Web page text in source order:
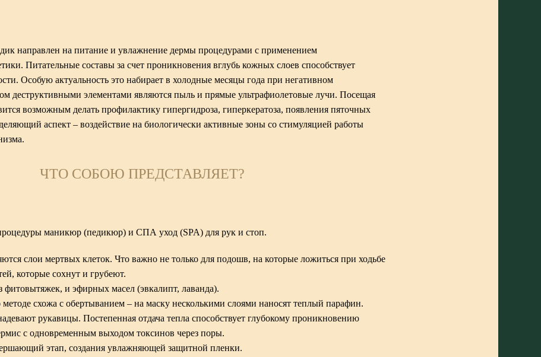
направлен на питание и увлажнение дермы процедурами с применением
Питательные составы за счет проникновения вглубь кожных слоев способствует
Особую актуальность это набирает в холодные месяцы года при негативном
деструктивными элементами являются пыль и прямые ультрафиолетовые лучи. Посещая
возможным делать профилактику гипергидроза, гиперкератоза, появления пяточных
аспект – воздействие на биологически активные зоны со стимуляцией работы
ЧТО СОБОЮ ПРЕДСТАВЛЯЕТ?
маникюр (педикюр) и СПА уход (SPA) для рук и стоп.
слои мертвых клеток. Что важно не только для подошв, на которые ложиться при ходьбе
которые сохнут и грубеют.
фитовытяжек, и эфирных масел (эвкалипт, лаванда).
схожа с обертыванием – на маску несколькими слоями наносят теплый парафин.
рукавицы. Постепенная отдача тепла способствует глубокому проникновению
с одновременным выходом токсинов через поры.
этап, создания увлажняющей защитной пленки.